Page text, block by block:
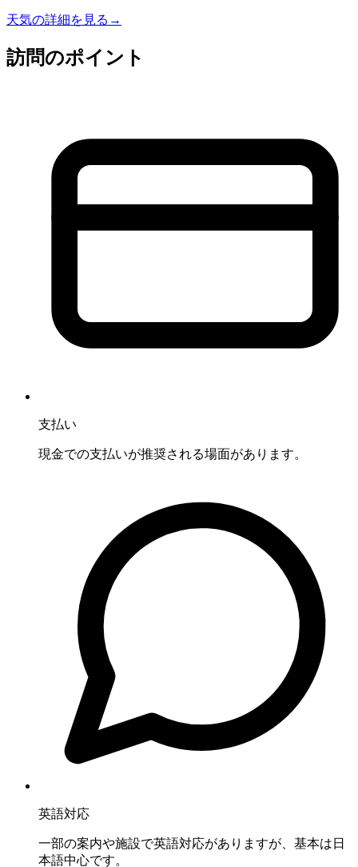
天気の詳細を見る →
訪問のポイント
支払い
現金での支払いが推奨される場面があります。
英語対応
一部の案内や施設で英語対応がありますが、基本は日
本語中心です。